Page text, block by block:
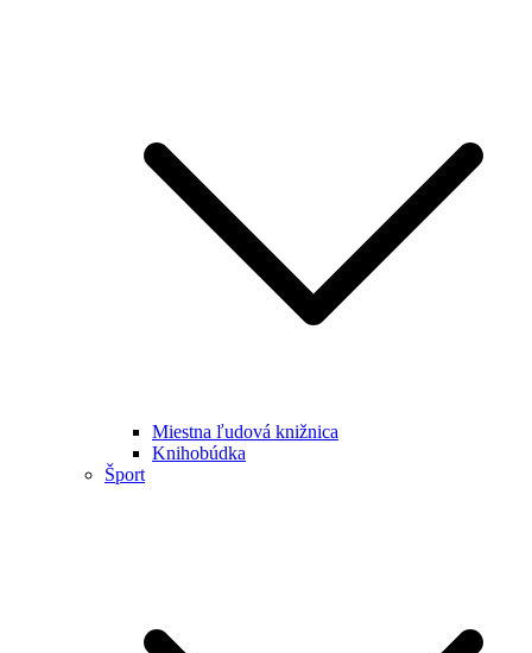
Miestna ľudová knižnica
Knihobúdka
Šport